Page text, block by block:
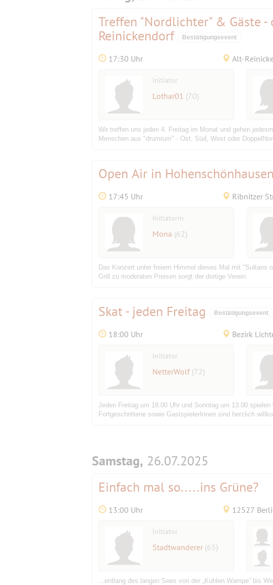
Treffen "Nordlichter" & Gäste
Reinickendorf
Bestätigungsevent
17:30 Uhr Alt-
Initiator
Lothar01 (70)
Wir treffen uns jeden 4. Freitag im Monat und gehen
Menschen aus "drumrum" - Ost, Süd, West oder
Open Air in Hohenschönhausen
17:45 Uhr Ribnitzer
Initiatorin
Mona (62)
Das Konzert unter freiem Himmel dieses Mal mit "Sultans
Grill zu moderaten Preisen sorgt der dortige Verein.
Skat - jeden Freitag Bestätigungsevent
18:00 Uhr Bezirk
Initiator
NetterWolf (72)
Jeden Freitag um 18.00 Uhr und Sonntag um 13.00
Fortgeschrittene sowie GastspielerInnen sind herzlich
Samstag, 26.07.2025
Einfach mal so.....ins Grüne?
13:00 Uhr 12527
Initiator
Stadtwanderer (65)
...entlang des langen Sees von der „Kuhlen Wampe“ bis